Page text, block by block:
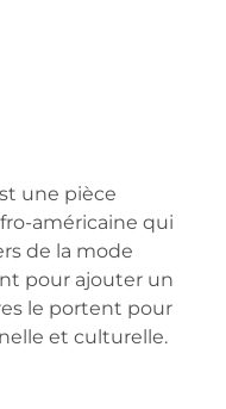
une pièce
américaine qui
de la mode
pour ajouter un
le portent pour
et culturelle.